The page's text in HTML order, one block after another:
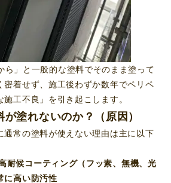
ら」と一般的な塗料でそのまま塗って
密着せず、施工後わずか数年でペリペ
工不良」を引き起こします。
塗れないのか？（原因）
通常の塗料が使えない理由は主に以下
耐候コーティング（フッ素、無機、光
に高い防汚性